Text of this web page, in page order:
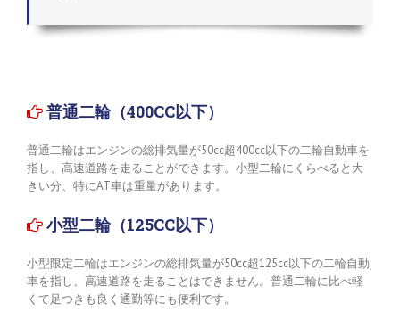
普通二輪（400CC以下）
普通二輪はエンジンの総排気量が50cc超400cc以下の二輪自動車を
指し、高速道路を走ることができます。小型二輪にくらべると大
きい分、特にAT車は重量があります。
小型二輪（125CC以下）
小型限定二輪はエンジンの総排気量が50cc超125cc以下の二輪自動
車を指し、高速道路を走ることはできません。普通二輪に比べ軽
くて足つきも良く通勤等にも便利です。